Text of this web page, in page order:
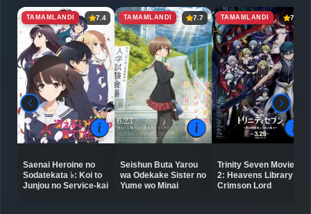
TAMAMLANDI 7.4
Saenai Heroine no
Sodatekata ♭: Koi to
Junjou no Service-kai
TAMAMLANDI 7.7
Seishun Buta Yarou
wa Odekake Sister no
Yume wo Minai
TAMAMLANDI 7.3
Trinity Seven Movie
2: Heavens Library to
Crimson Lord